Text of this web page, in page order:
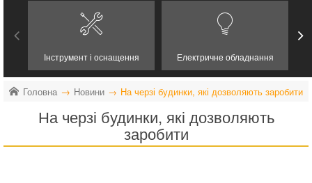
Інструмент і оснащення Електричне обладнання
Головна Новини На черзі будинки, які дозволяють заробити
На черзі будинки, які дозволяють
заробити